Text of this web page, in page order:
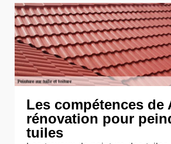
Les compétences de
rénovation pour
tuiles